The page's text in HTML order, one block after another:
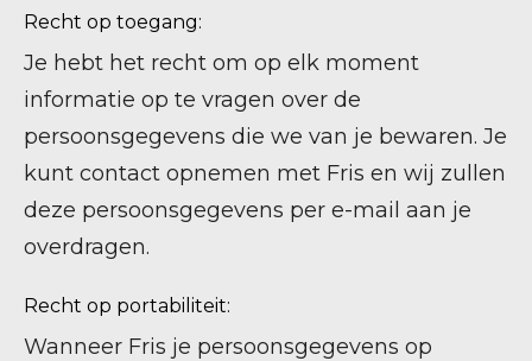
Recht op toegang:
Je hebt het recht om op elk moment
informatie op te vragen over de
persoonsgegevens die we van je bewaren. Je
kunt contact opnemen met Fris en wij zullen
deze persoonsgegevens per e-mail aan je
overdragen.
Recht op portabiliteit:
Wanneer Fris je persoonsgegevens op